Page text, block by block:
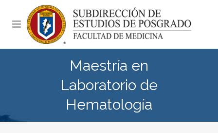
Maestría en
Laboratorio de
Hematología